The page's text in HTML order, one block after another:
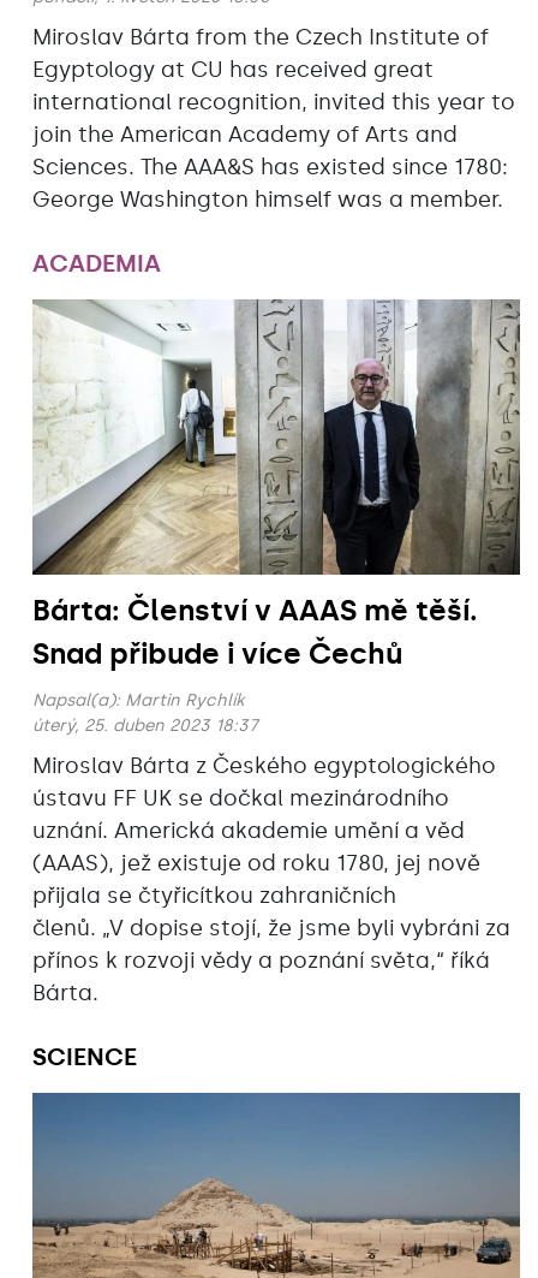
Miroslav Bárta from the Czech Institute of
Egyptology at CU has received great
international recognition, invited this year to
join the American Academy of Arts and
Sciences. The AAA&S has existed since 1780:
George Washington himself was a member.
ACADEMIA
Bárta: Členství v AAAS mě těší.
Snad přibude i více Čechů
Napsal(a): Martin Rychlík
úterý, 25. duben 2023 18:37
Miroslav Bárta z Českého egyptologického
ústavu FF UK se dočkal mezinárodního
uznání. Americká akademie umění a věd
(AAAS), jež existuje od roku 1780, jej nově
přijala se čtyřicítkou zahraničních
členů. „V dopise stojí, že jsme byli vybráni za
přínos k rozvoji vědy a poznání světa,“ říká
Bárta.
SCIENCE